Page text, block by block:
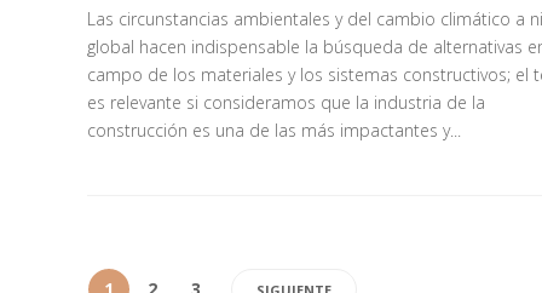
Las circunstancias ambientales y del cambio climático a
global hacen indispensable la búsqueda de alternativas
campo de los materiales y los sistemas constructivos; el
es relevante si consideramos que la industria de la
construcción es una de las más impactantes y...